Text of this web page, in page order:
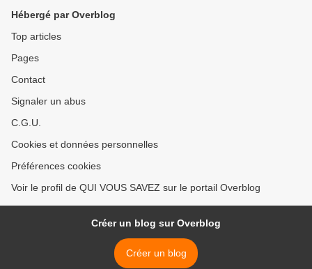
Hébergé par Overblog
Top articles
Pages
Contact
Signaler un abus
C.G.U.
Cookies et données personnelles
Préférences cookies
Voir le profil de QUI VOUS SAVEZ sur le portail Overblog
Créer un blog sur Overblog
Créer un blog